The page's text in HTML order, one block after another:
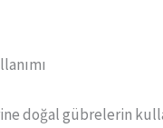
doğal gübrelerin